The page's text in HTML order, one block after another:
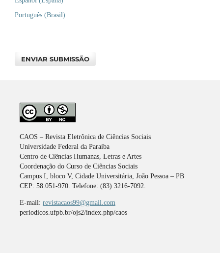
Português (Brasil)
ENVIAR SUBMISSÃO
CAOS – Revista Eletrônica de Ciências Sociais
Universidade Federal da Paraíba
Centro de Ciências Humanas, Letras e Artes
Coordenação do Curso de Ciências Sociais
Campus I, bloco V, Cidade Universitária, João Pessoa – PB
CEP: 58.051-970. Telefone: (83) 3216-7092.
E-mail: revistacaos99@gmail.com
periodicos.ufpb.br/ojs2/index.php/caos